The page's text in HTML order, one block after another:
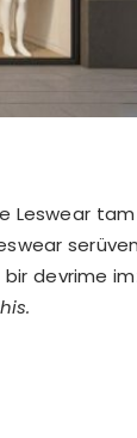
Leswear
bir devrime